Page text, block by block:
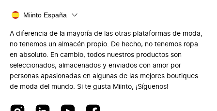
Miinto España
A diferencia de la mayoría de las otras plataformas de moda,
no tenemos un almacén propio. De hecho, no tenemos ropa
en absoluto. En cambio, todos nuestros productos son
seleccionados, almacenados y enviados con amor por
personas apasionadas en algunas de las mejores boutiques
de moda del mundo. Si te gusta Miinto, ¡Síguenos!